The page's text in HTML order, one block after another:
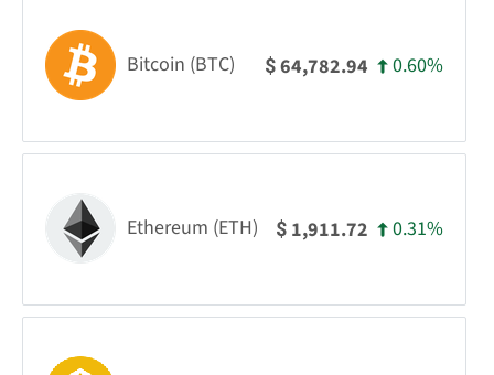
Bitcoin (BTC) $64,782.94 0.60%
Ethereum (ETH) $ 1,911.72 0.31%